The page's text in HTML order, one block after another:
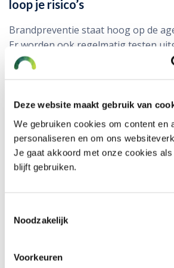
Deze website maakt gebruik van
We gebruiken cookies om content en
personaliseren en om ons
Je gaat akkoord met onze cookies
blijft gebruiken.
Noodzakelijk
Voorkeuren
loop je risico’s
Brandpreventie staat hoog op de
Er worden ook regelmatig testen
vier dagen voor brand. Maar je
hand. Want de brand ontstond niet
De financiële kant van de
verzekerd?)
De herbouw en inrichting van een
locatie is inmiddels in volle gang.
verzekeringen voor inventaris,
Met de bedrijfsschadeverzekering